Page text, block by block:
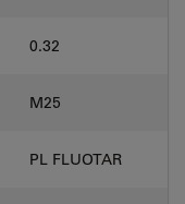
0.32
M25
PL FLUOTAR